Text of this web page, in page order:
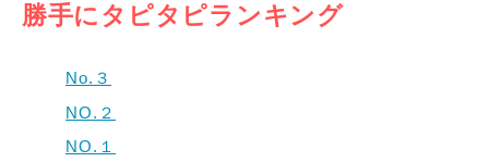
勝手にタピタピランキング
No.３
NO.２
NO.１